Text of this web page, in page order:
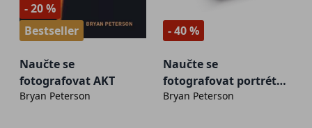
- 20 %
Bestseller
Naučte se
fotografovat AKT
Bryan Peterson
- 40 %
Naučte se
fotografovat portrét
kreativně + Naučte se
Bryan Peterson